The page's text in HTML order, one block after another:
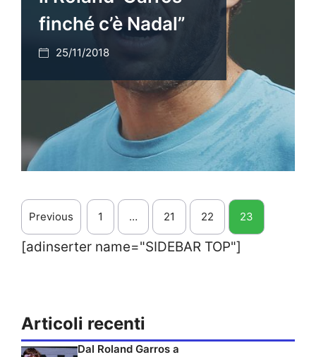
finché c’è Nadal”
25/11/2018
Previous 1 … 21 22 23
[adinserter name="SIDEBAR TOP"]
Articoli recenti
Dal Roland Garros a